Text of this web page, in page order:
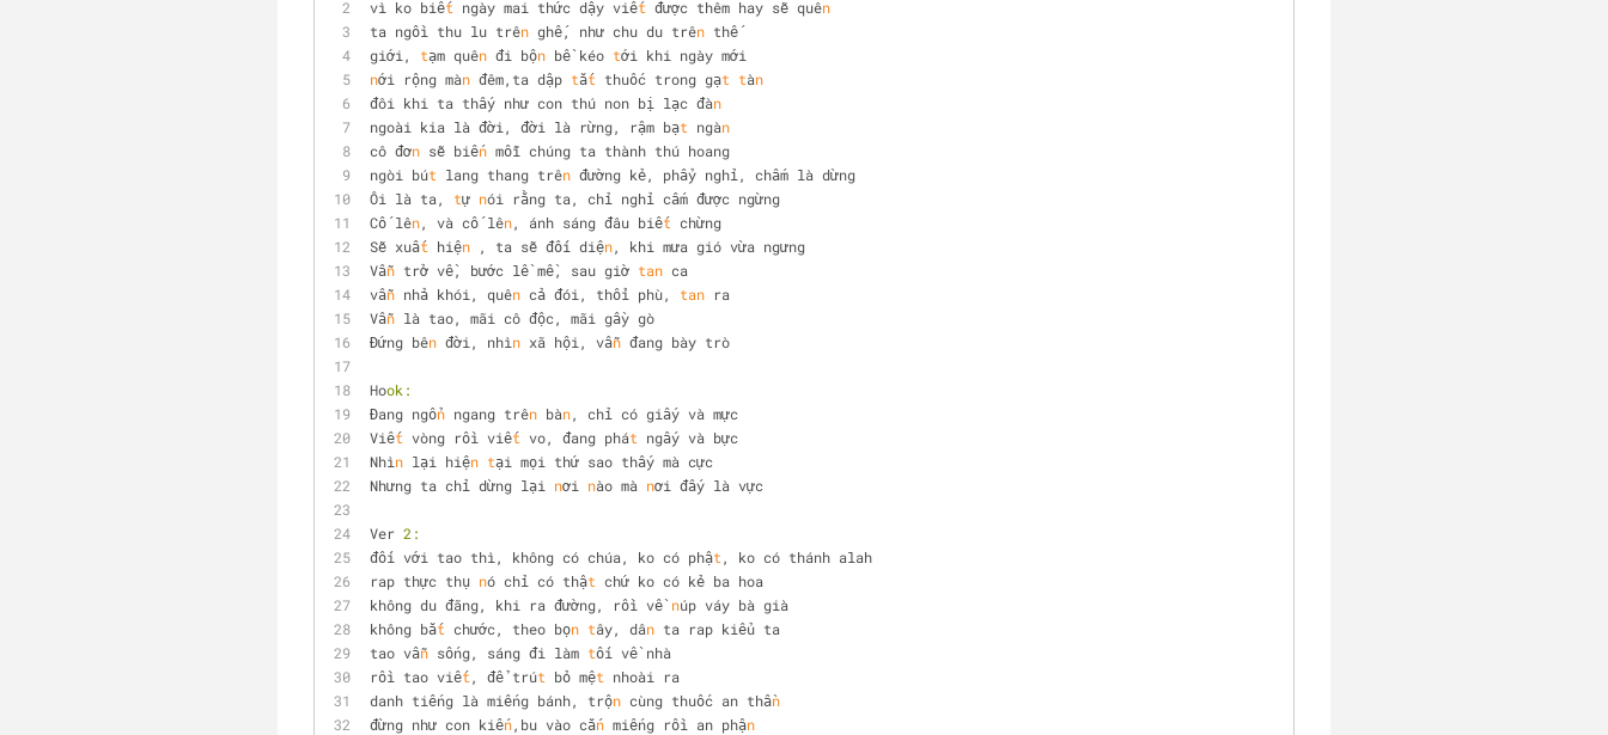
vì ko biết ngày mai thức dậy viết được thêm hay sẽ quên
ta ngồi thu lu trên ghế, như chu du trên thế
giới, tạm quên đi bộn bề kéo tới khi ngày mới
nới rộng màn đêm,ta dập tắt thuốc trong gạt tàn
đôi khi ta thấy như con thú non bị lạc đàn
ngoài kia là đời, đời là rừng, rậm bạt ngàn
cô đơn sẽ biến mỗi chúng ta thành thú hoang
ngòi bút lang thang trên đường kẻ, phẩy nghỉ, chấm là dừng
Ôi là ta, tự nói rằng ta, chỉ nghỉ cấm được ngừng
Cố lên, và cố lên, ánh sáng đâu biết chừng
Sẽ xuất hiện , ta sẽ đối diện, khi mưa gió vừa ngưng
Vẫn trở về, bước lề mề, sau giờ tan ca
vẫn nhả khói, quên cả đói, thổi phù, tan ra
Vẫn là tao, mãi cô độc, mãi gầy gò
Đứng bên đời, nhìn xã hội, vẫn đang bày trò
Hook:
Đang ngổn ngang trên bàn, chỉ có giấy và mực
Viết vòng rồi viết vo, đang phát ngấy và bực
Nhìn lại hiện tại mọi thứ sao thấy mà cực
Nhưng ta chỉ dừng lại nơi nào mà nơi đấy là vực
Ver 2:
đối với tao thì, không có chúa, ko có phật , ko có thánh alah
rap thực thụ nó chỉ có thật chứ ko có kẻ ba hoa
không du đãng, khi ra đường, rồi về núp váy bà già
không bắt chước, theo bọn tây, dân ta rap kiểu ta
tao vẫn sống, sáng đi làm tối về nhà
rồi tao viết , để trút bỏ mệt nhoài ra
danh tiếng là miếng bánh, trộn cùng thuốc an thần
đừng như con kiến,bu vào cắn miếng rồi an phận